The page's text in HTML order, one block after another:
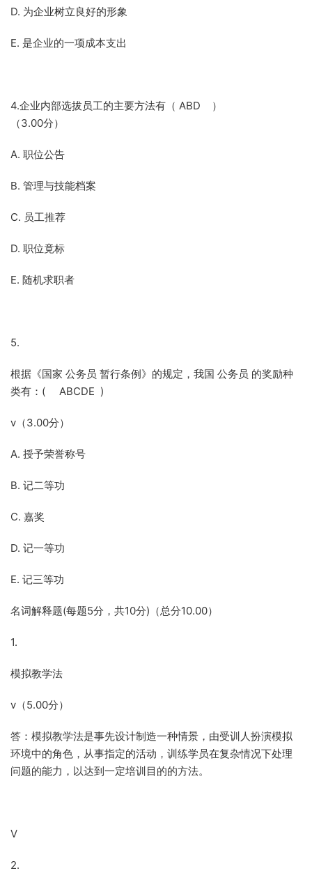
D. 为企业树立良好的形象
E. 是企业的一项成本支出
4.企业内部选拔员工的主要方法有（ ABD ）
（3.00分）
A. 职位公告
B. 管理与技能档案
C. 员工推荐
D. 职位竟标
E. 随机求职者
5.
根据《国家 公务员 暂行条例》的规定，我国 公务员 的奖励种
类有：( ABCDE )
v（3.00分）
A. 授予荣誉称号
B. 记二等功
C. 嘉奖
D. 记一等功
E. 记三等功
名词解释题(每题5分，共10分)（总分10.00）
1.
模拟教学法
v（5.00分）
答：模拟教学法是事先设计制造一种情景，由受训人扮演模拟
环境中的角色，从事指定的活动，训练学员在复杂情况下处理
问题的能力，以达到一定培训目的的方法。
V
2.